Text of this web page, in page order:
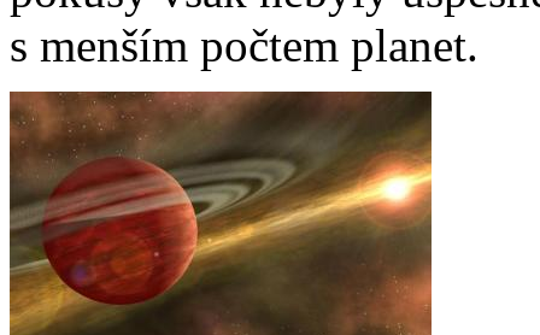
s menším počtem planet.